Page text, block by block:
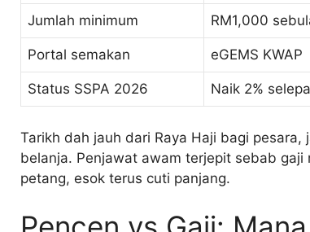
Jumlah minimum RM1,000
Portal semakan eGEMS KWAP
Status SSPA 2026 Naik 2%
Tarikh dah jauh dari Raya Haji bagi
belanja. Penjawat awam terjepit sebab
petang, esok terus cuti panjang.